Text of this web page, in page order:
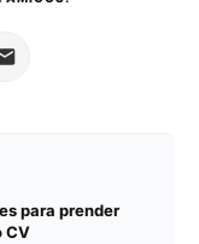
para prender
CV